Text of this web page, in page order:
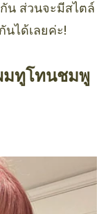
น ส่วนจะมีสไตล์
ได้เลยค่ะ!
มทูโทนชมพู